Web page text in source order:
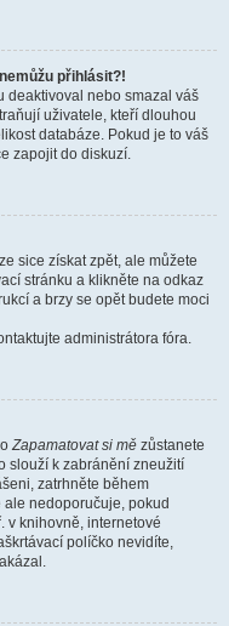
přihlásit?!
deaktivoval nebo smazal váš
uživatele, kteří dlouhou
databáze. Pokud je to váš
zapojit do diskuzí.
sice získat zpět, ale můžete
stránku a klikněte na odkaz
a brzy se opět budete moci
administrátora fóra.
Zapamatovat si mě zůstanete
slouží k zabránění zneužití
zatrhněte během
ale nedoporučuje, pokud
v knihovně, internetové
políčko nevidíte,